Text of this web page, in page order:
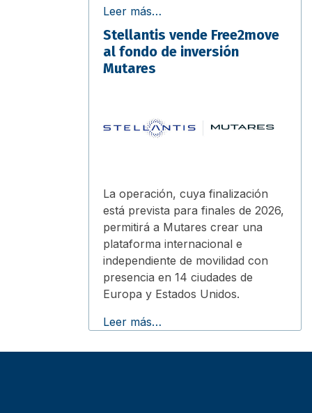
Leer más…
Stellantis vende Free2move
al fondo de inversión
Mutares
La operación, cuya finalización
está prevista para finales de 2026,
permitirá a Mutares crear una
plataforma internacional e
independiente de movilidad con
presencia en 14 ciudades de
Europa y Estados Unidos.
Leer más…